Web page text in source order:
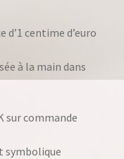
d’1 centime d’euro
à la main dans
sur commande
symbolique